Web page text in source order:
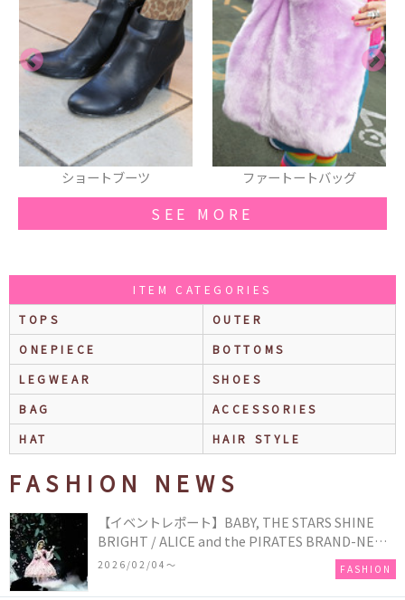
ファートートバッグ ブラウス
SEE MORE
ITEM CATEGORIES
TOPS
OUTER
ONEPIECE
BOTTOMS
LEGWEAR
SHOES
BAG
ACCESSORIES
HAT
HAIR STYLE
FASHION NEWS
【イベントレポート】BABY, THE STARS SHINE
BRIGHT / ALICE and the PIRATES BRAND-NEW
COLLECTION in TOKYO
2026/02/04〜 FASHION